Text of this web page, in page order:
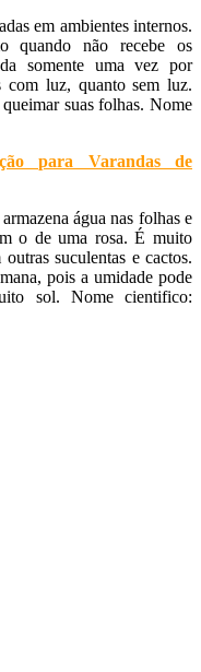
em ambientes internos.
quando não recebe os
somente uma vez por
com luz, quanto sem luz.
suas folhas. Nome
para Varandas de
água nas folhas e
o de uma rosa. É muito
suculentas e cactos.
pois a umidade pode
sol. Nome cientifico: